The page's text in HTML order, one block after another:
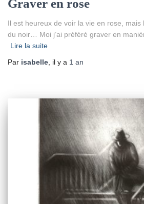
Graver en rose
Il est heureux de voir la vie en rose, mais
du noir… Moi j’ai préféré graver en
Lire la suite
Par isabelle, il y a 1 an